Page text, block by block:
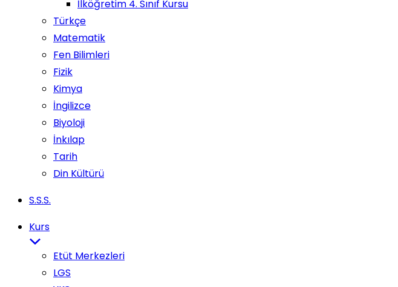
İlköğretim 4. Sınıf Kursu
Türkçe
Matematik
Fen Bilimleri
Fizik
Kimya
İngilizce
Biyoloji
İnkılap
Tarih
Din Kültürü
S.S.S.
Kurs
Etüt Merkezleri
LGS